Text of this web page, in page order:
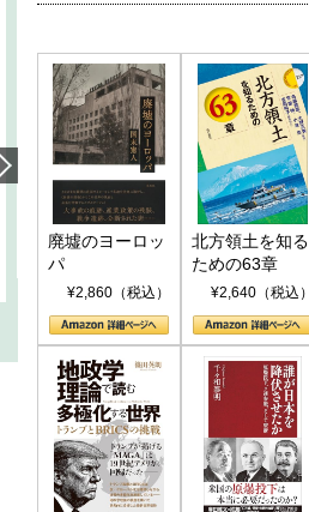
韓国にも理解してほしい「極東
1905年体制」における日米韓安
全保障協力の意味
千々和泰明
2026年5月15日
廃墟のヨーロッ
パ
¥2,860（税込）
北方領土を知る
ための63章
¥2,640（税込）